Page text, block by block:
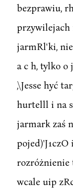
bezprawiu,
przywilejach
jarmRl'ki,
a c h, tylko o
,\Jesse hyć
hurtelll i na
jarmark zaś
pojed)'J1czO
rozróżnienie
wcale uip